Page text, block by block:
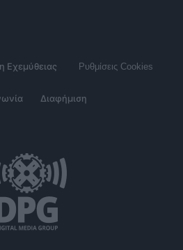
Εχεμύθειας Ρυθμίσεις Cookies
Διαφήμιση